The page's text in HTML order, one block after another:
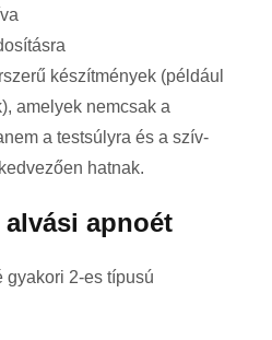
készítmények (például
amelyek nemcsak a
a testsúlyra és a szív-
hatnak.
apnoét
gyakori 2-es típusú